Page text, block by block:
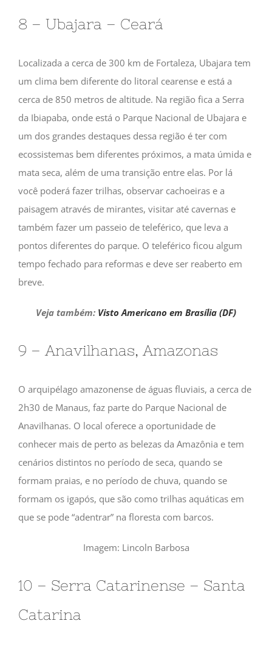
8 – Ubajara – Ceará
Localizada a cerca de 300 km de Fortaleza, Ubajara tem
um clima bem diferente do litoral cearense e está a
cerca de 850 metros de altitude. Na região fica a Serra
da Ibiapaba, onde está o Parque Nacional de Ubajara e
um dos grandes destaques dessa região é ter com
ecossistemas bem diferentes próximos, a mata úmida e
mata seca, além de uma transição entre elas. Por lá
você poderá fazer trilhas, observar cachoeiras e a
paisagem através de mirantes, visitar até cavernas e
também fazer um passeio de teleférico, que leva a
pontos diferentes do parque. O teleférico ficou algum
tempo fechado para reformas e deve ser reaberto em
breve.
Veja também: Visto Americano em Brasília (DF)
9 – Anavilhanas, Amazonas
O arquipélago amazonense de águas fluviais, a cerca de
2h30 de Manaus, faz parte do Parque Nacional de
Anavilhanas. O local oferece a oportunidade de
conhecer mais de perto as belezas da Amazônia e tem
cenários distintos no período de seca, quando se
formam praias, e no período de chuva, quando se
formam os igapós, que são como trilhas aquáticas em
que se pode “adentrar” na floresta com barcos.
Imagem: Lincoln Barbosa
10 – Serra Catarinense – Santa
Catarina